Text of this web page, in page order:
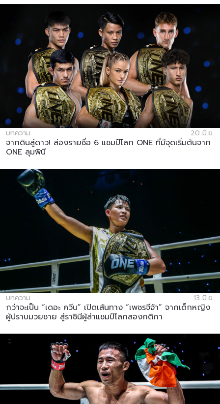
บทความ 20 มิ.ย.
จากดินสู่ดาว! ส่องรายชื่อ 6 แชมป์โลก ONE ที่มีจุดเริ่มต้นจาก
ONE ลุมพินี
บทความ 13 มิ.ย.
กว่าจะเป็น “เดอะ ควีน” เปิดเส้นทาง “เพชรจีจ้า” จากเด็กหญิง
ผู้ปราบมวยชาย สู่ราชินีผู้ล่าแชมป์โลกสองกติกา